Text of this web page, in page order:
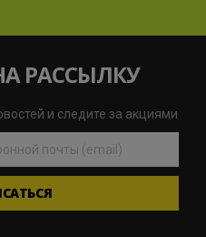
РАССЫЛКУ
и следите за акциями